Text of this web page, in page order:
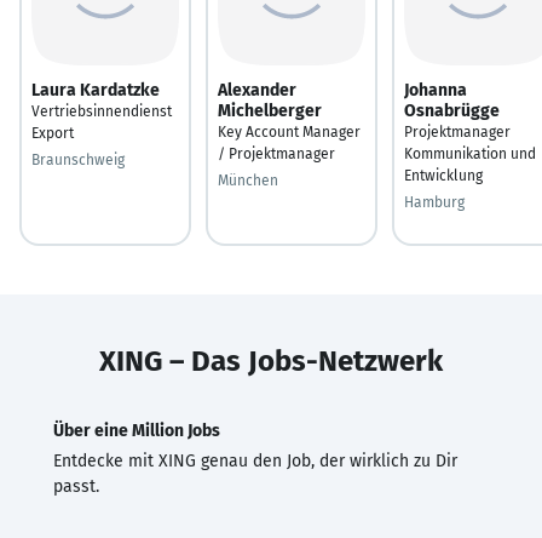
Laura Kardatzke
Vertriebsinnendienst
Export
Braunschweig
Alexander
Michelberger
Key Account Manager
/ Projektmanager
München
Johanna
Osnabrügge
Projektmanager
Kommunikation und
Entwicklung
Hamburg
XING – Das Jobs-Netzwerk
Über eine Million Jobs
Entdecke mit XING genau den Job, der wirklich zu Dir
passt.